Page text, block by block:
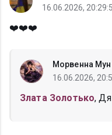
16.06.2026,
❤️❤️❤️
Морвенна
16.06.2026,
Злата Золотько,